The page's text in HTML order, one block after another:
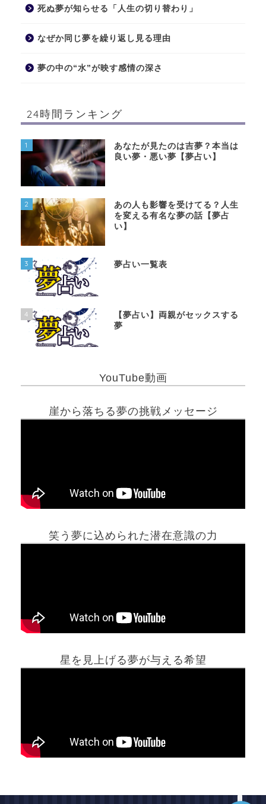
死ぬ夢が知らせる「人生の切り替わり」
なぜか同じ夢を繰り返し見る理由
夢の中の“水”が映す感情の深さ
24時間ランキング
1
あなたが見たのは吉夢？本当は
良い夢・悪い夢【夢占い】
2
あの人も影響を受けてる？人生
を変える有名な夢の話【夢占
い】
3 夢占い一覧表
4
【夢占い】両親がセックスする
夢
YouTube動画
崖から落ちる夢の挑戦メッセージ
笑う夢に込められた潜在意識の力
星を見上げる夢が与える希望
ホーム
最新記事動画